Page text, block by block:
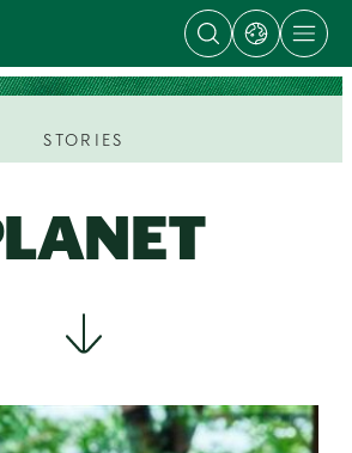
Open
search
dialog
Open
dialog
with
links
to
Open
site
navigation
STORIES